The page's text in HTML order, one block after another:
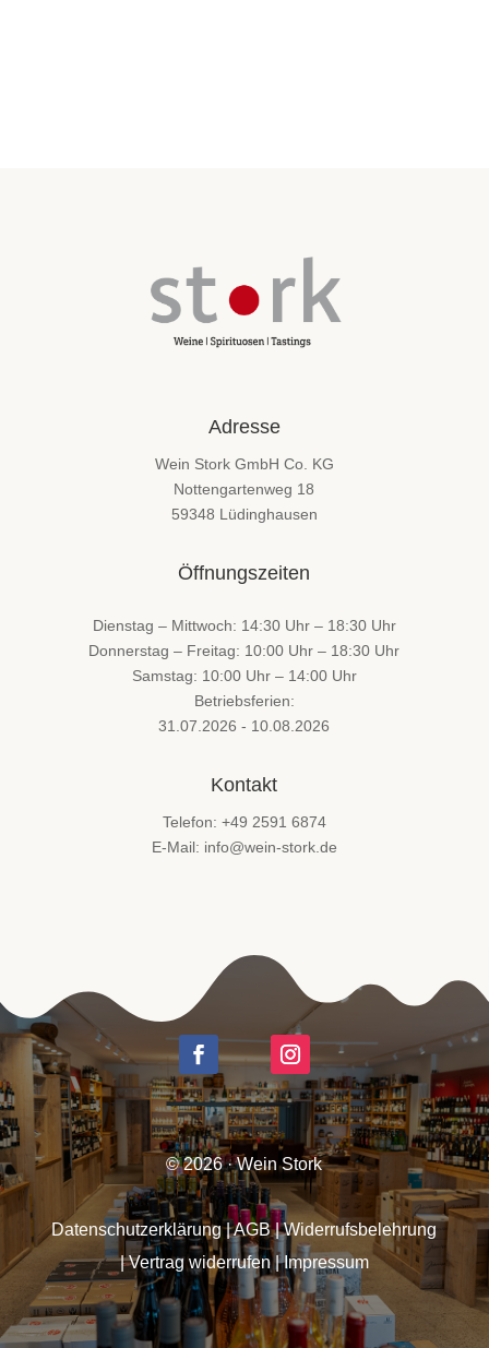
Adresse
Wein Stork GmbH Co. KG
Nottengartenweg 18
59348 Lüdinghausen
Öffnungszeiten
Dienstag – Mittwoch: 14:30 Uhr – 18:30 Uhr
Donnerstag – Freitag: 10:00 Uhr – 18:30 Uhr
Samstag: 10:00 Uhr – 14:00 Uhr
Betriebsferien:
31.07.2026 - 10.08.2026
Kontakt
Telefon: +49 2591 6874
E-Mail: info@wein-stork.de
© 2026 · Wein Stork
Datenschutzerklärung|AGB|Widerrufsbelehrung
|Vertrag widerrufen|Impressum